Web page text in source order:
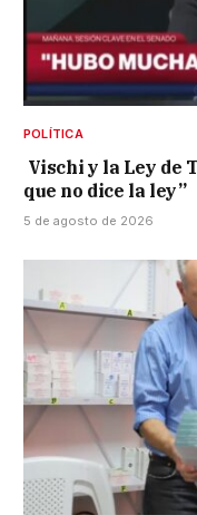
POLÍTICA
Vischi y la Ley de
que no dice la ley”
5 de agosto de 2026